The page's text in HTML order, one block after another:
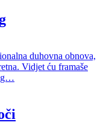
duhovna obnova,
Vidjet ću framaše